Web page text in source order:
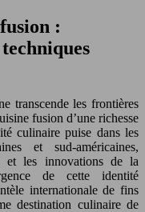
:
transcende les frontières
fusion d’une richesse
culinaire puise dans les
et sud-américaines,
et les innovations de la
de cette identité
internationale de fins
destination culinaire de